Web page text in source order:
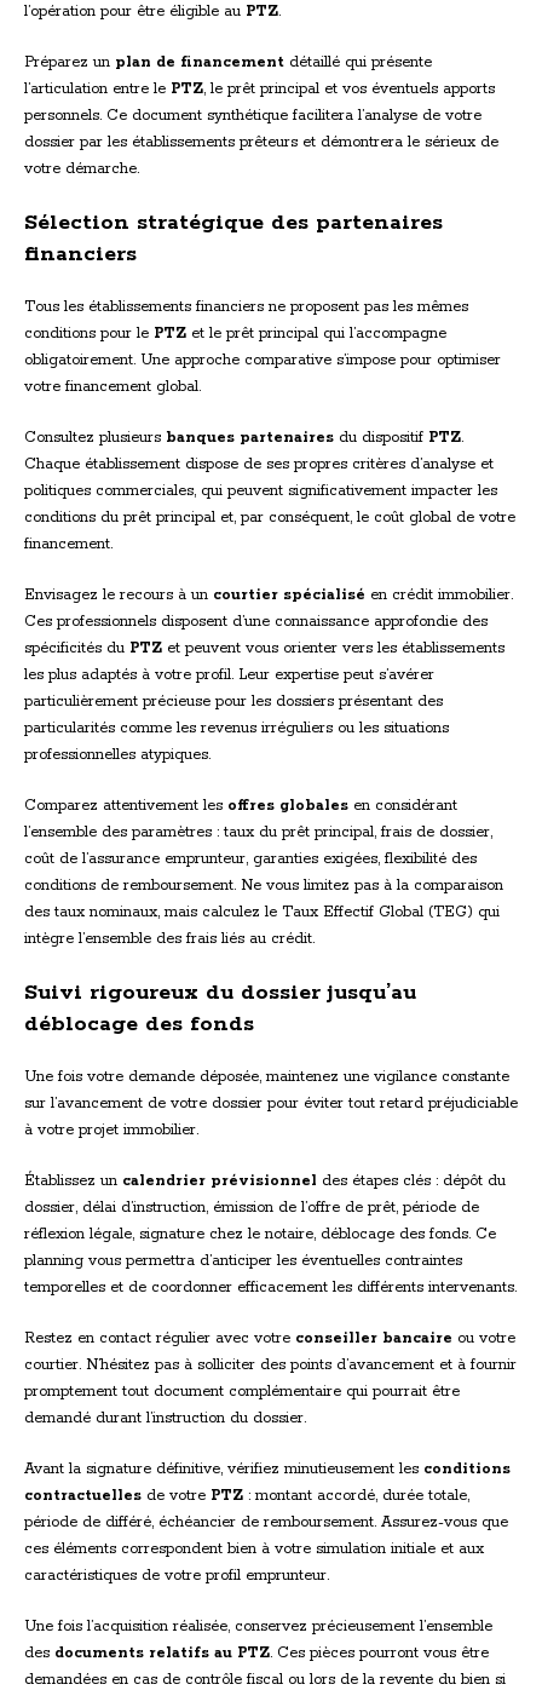
l’opération pour être éligible au PTZ.
Préparez un plan de financement détaillé qui présente
l’articulation entre le PTZ, le prêt principal et vos éventuels apports
personnels. Ce document synthétique facilitera l’analyse de votre
dossier par les établissements prêteurs et démontrera le sérieux de
votre démarche.
Sélection stratégique des partenaires
financiers
Tous les établissements financiers ne proposent pas les mêmes
conditions pour le PTZ et le prêt principal qui l’accompagne
obligatoirement. Une approche comparative s’impose pour optimiser
votre financement global.
Consultez plusieurs banques partenaires du dispositif PTZ.
Chaque établissement dispose de ses propres critères d’analyse et
politiques commerciales, qui peuvent significativement impacter les
conditions du prêt principal et, par conséquent, le coût global de votre
financement.
Envisagez le recours à un courtier spécialisé en crédit immobilier.
Ces professionnels disposent d’une connaissance approfondie des
spécificités du PTZ et peuvent vous orienter vers les établissements
les plus adaptés à votre profil. Leur expertise peut s’avérer
particulièrement précieuse pour les dossiers présentant des
particularités comme les revenus irréguliers ou les situations
professionnelles atypiques.
Comparez attentivement les offres globales en considérant
l’ensemble des paramètres : taux du prêt principal, frais de dossier,
coût de l’assurance emprunteur, garanties exigées, flexibilité des
conditions de remboursement. Ne vous limitez pas à la comparaison
des taux nominaux, mais calculez le Taux Effectif Global (TEG) qui
intègre l’ensemble des frais liés au crédit.
Suivi rigoureux du dossier jusqu’au
déblocage des fonds
Une fois votre demande déposée, maintenez une vigilance constante
sur l’avancement de votre dossier pour éviter tout retard préjudiciable
à votre projet immobilier.
Établissez un calendrier prévisionnel des étapes clés : dépôt du
dossier, délai d’instruction, émission de l’offre de prêt, période de
réflexion légale, signature chez le notaire, déblocage des fonds. Ce
planning vous permettra d’anticiper les éventuelles contraintes
temporelles et de coordonner efficacement les différents intervenants.
Restez en contact régulier avec votre conseiller bancaire ou votre
courtier. N’hésitez pas à solliciter des points d’avancement et à fournir
promptement tout document complémentaire qui pourrait être
demandé durant l’instruction du dossier.
Avant la signature définitive, vérifiez minutieusement les conditions
contractuelles de votre PTZ : montant accordé, durée totale,
période de différé, échéancier de remboursement. Assurez-vous que
ces éléments correspondent bien à votre simulation initiale et aux
caractéristiques de votre profil emprunteur.
Une fois l’acquisition réalisée, conservez précieusement l’ensemble
des documents relatifs au PTZ. Ces pièces pourront vous être
demandées en cas de contrôle fiscal ou lors de la revente du bien si